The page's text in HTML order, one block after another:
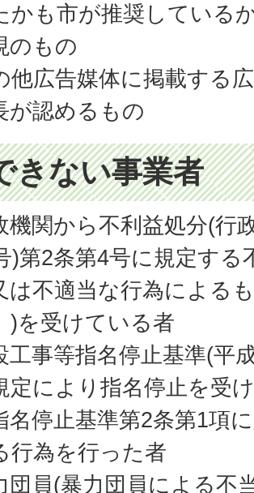
かも市が推奨している
のもの
他広告媒体に掲載する
が認めるもの
きない事業者
機関から不利益処分(行
)第2条第4号に規定する
は不適当な行為による
)を受けている者
工事等指名停止基準(平
定により指名停止を受
名停止基準第2条第1項
行為を行った者
団員(暴力団員による不